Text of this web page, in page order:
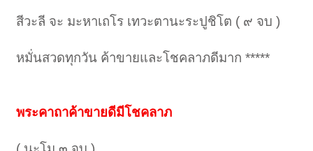
สีวะลี จะ มะหาเถโร เทวะตานะระปูชิโต ( ๙ จบ )
หมั่นสวดทุกวัน ค้าขายและโชคลาภดีมาก *****
พระคาถาค้าขายดีมีโชคลาภ